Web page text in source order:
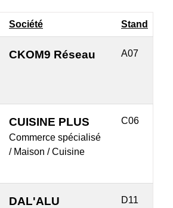
Société Stand
CKOM9 Réseau A07
CUISINE PLUS
Commerce spécialisé
/ Maison / Cuisine
C06
DAL'ALU D11